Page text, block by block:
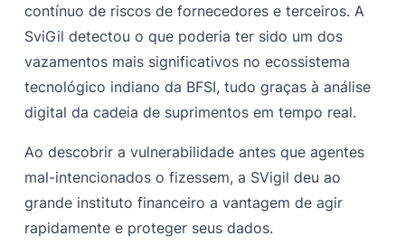
contínuo de riscos de fornecedores e terceiros. A
SviGil detectou o que poderia ter sido um dos
vazamentos mais significativos no ecossistema
tecnológico indiano da BFSI, tudo graças à análise
digital da cadeia de suprimentos em tempo real.
Ao descobrir a vulnerabilidade antes que agentes
mal-intencionados o fizessem, a SVigil deu ao
grande instituto financeiro a vantagem de agir
rapidamente e proteger seus dados.